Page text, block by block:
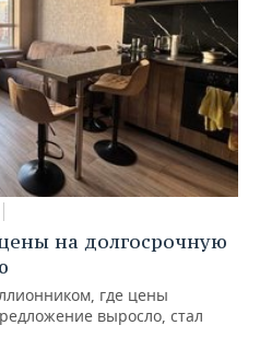
на долгосрочную
где цены
выросло, стал